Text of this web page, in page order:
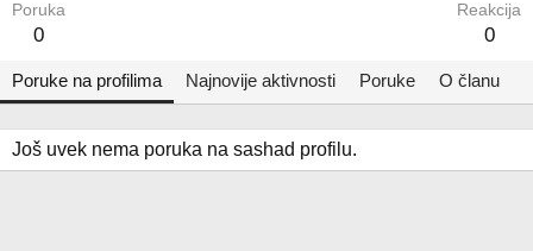
Poruka
0
Reakcija
0
Poruke na profilima Najnovije aktivnosti Poruke O članu
Još uvek nema poruka na sashad profilu.